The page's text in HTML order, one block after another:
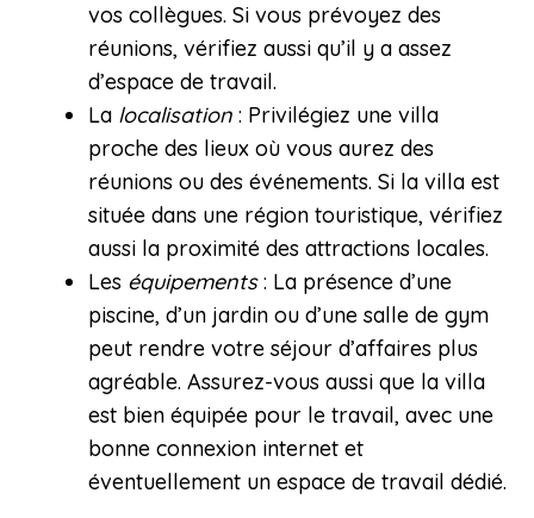
vos collègues. Si vous prévoyez des
réunions, vérifiez aussi qu’il y a assez
d’espace de travail.
La localisation : Privilégiez une villa
proche des lieux où vous aurez des
réunions ou des événements. Si la villa est
située dans une région touristique, vérifiez
aussi la proximité des attractions locales.
Les équipements: La présence d’une
piscine, d’un jardin ou d’une salle de gym
peut rendre votre séjour d’affaires plus
agréable. Assurez-vous aussi que la villa
est bien équipée pour le travail, avec une
bonne connexion internet et
éventuellement un espace de travail dédié.